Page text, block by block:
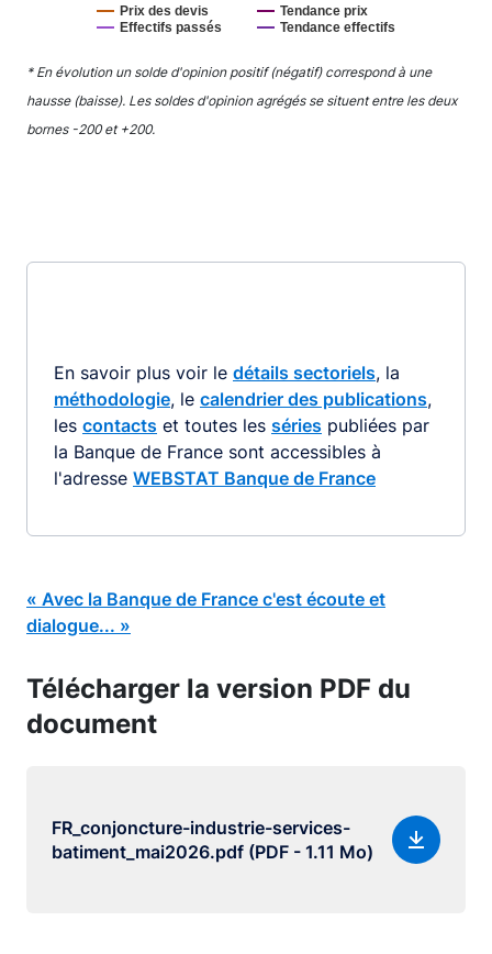
Prix des devis
Tendance prix
Effectifs passés
Tendance effectifs
End of interactive chart.
* En évolution un solde d'opinion positif (négatif) correspond à une
hausse (baisse). Les soldes d'opinion agrégés se situent entre les deux
bornes -200 et +200.
En savoir plus voir le détails sectoriels, la
méthodologie, le calendrier des publications,
les contacts et toutes les séries publiées par
la Banque de France sont accessibles à
l'adresse WEBSTAT Banque de France
« Avec la Banque de France c'est écoute et
dialogue... »
Télécharger la version PDF du
document
FR_conjoncture-industrie-services-
batiment_mai2026.pdf (PDF - 1.11 Mo)